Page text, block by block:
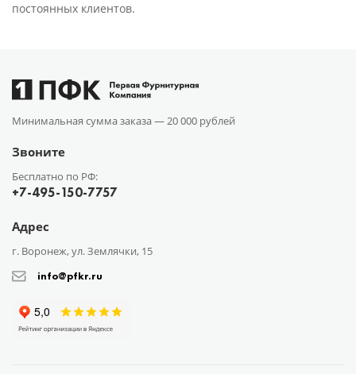
постоянных клиентов.
Минимальная сумма заказа —20 000 рублей
Звоните
Бесплатно по РФ:
+7-495-150-7757
Адрес
г. Воронеж, ул. Землячки, 15
info@pfkr.ru